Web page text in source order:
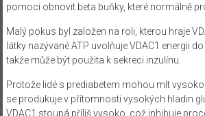
pomoci obnovit beta buňky, které normálně
Malý pokus byl založen na roli, kterou hraje
látky nazývané ATP uvolňuje VDAC1 energii
takže může být použita k sekreci inzulínu.
Protože lidé s prediabetem mohou mít
se produkuje v přítomnosti vysokých hladin
VDAC1 stoupá příliš vysoko, což inhibuje